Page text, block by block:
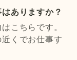
ありますか？
こちらです。
くでお仕事す